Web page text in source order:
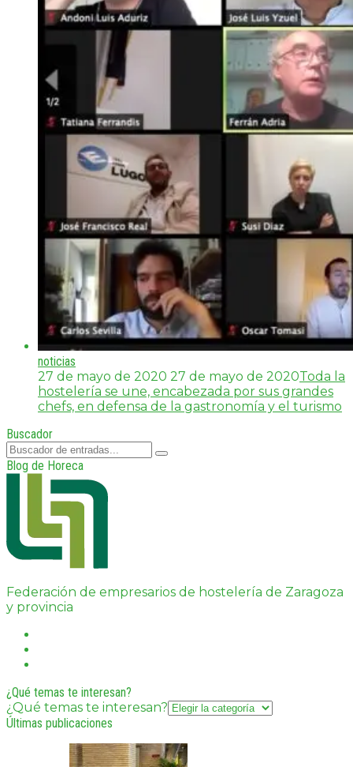
noticias
27 de mayo de 2020 27 de mayo de 2020Toda la
hostelería se une, encabezada por sus grandes
chefs, en defensa de la gastronomía y el turismo
Buscador
Blog de Horeca
Federación de empresarios de hostelería de Zaragoza
y provincia
¿Qué temas te interesan?
¿Qué temas te interesan?
Últimas publicaciones